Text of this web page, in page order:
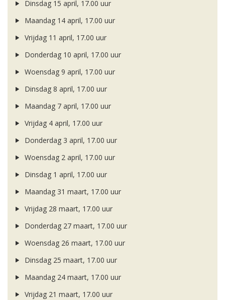
Dinsdag 15 april, 17.00 uur
Maandag 14 april, 17.00 uur
Vrijdag 11 april, 17.00 uur
Donderdag 10 april, 17.00 uur
Woensdag 9 april, 17.00 uur
Dinsdag 8 april, 17.00 uur
Maandag 7 april, 17.00 uur
Vrijdag 4 april, 17.00 uur
Donderdag 3 april, 17.00 uur
Woensdag 2 april, 17.00 uur
Dinsdag 1 april, 17.00 uur
Maandag 31 maart, 17.00 uur
Vrijdag 28 maart, 17.00 uur
Donderdag 27 maart, 17.00 uur
Woensdag 26 maart, 17.00 uur
Dinsdag 25 maart, 17.00 uur
Maandag 24 maart, 17.00 uur
Vrijdag 21 maart, 17.00 uur